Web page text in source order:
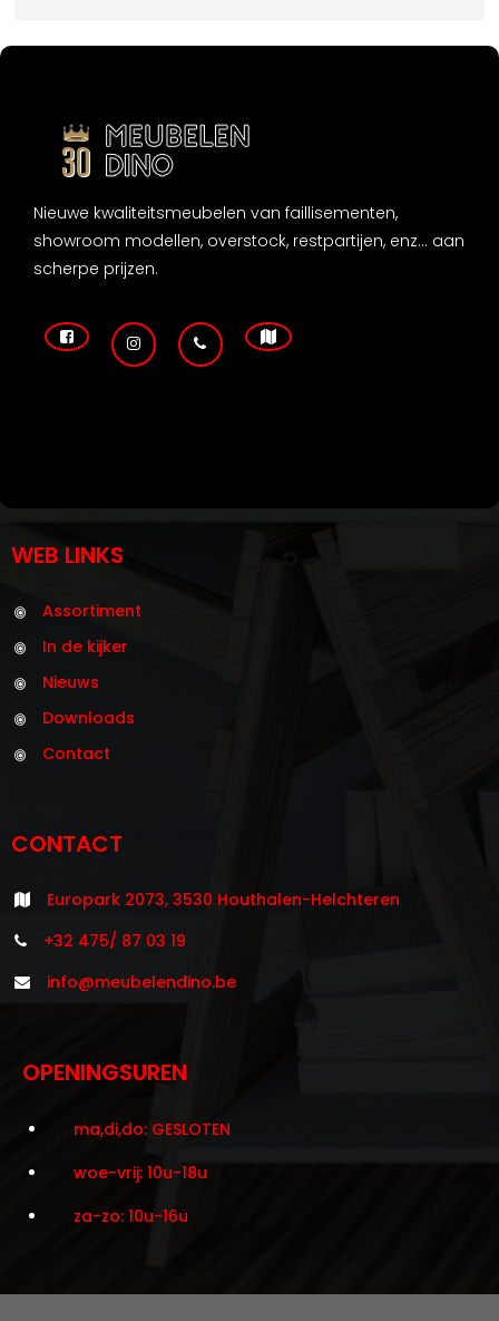
Nieuwe kwaliteitsmeubelen van faillisementen,
showroom modellen, overstock, restpartijen, enz... aan
scherpe prijzen.
WEB LINKS
Assortiment
In de kijker
Nieuws
Downloads
Contact
CONTACT
Europark 2073, 3530 Houthalen-Helchteren
+32 475/ 87 03 19
info@meubelendino.be
OPENINGSUREN
ma,di,do: GESLOTEN
woe-vrij: 10u-18u
za-zo: 10u-16u